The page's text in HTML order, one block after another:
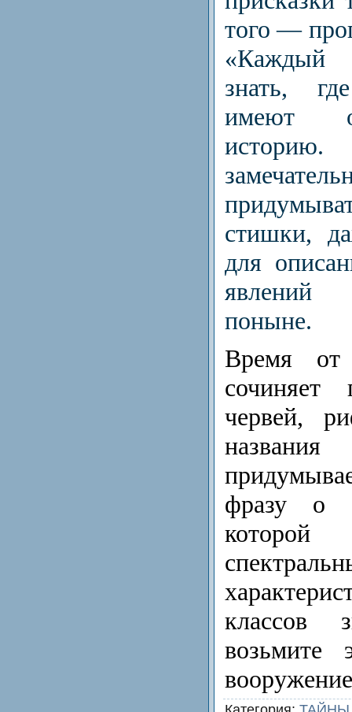
того —
«Каждый
знать,
имеют
стишки,
для
явлений
поныне.
Время от
червей,
названия
фра­зу о
классов
возьмите